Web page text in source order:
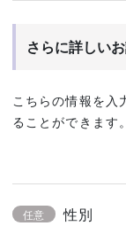
さらに詳しい
こちらの情報を入
ることができます
任意 性別